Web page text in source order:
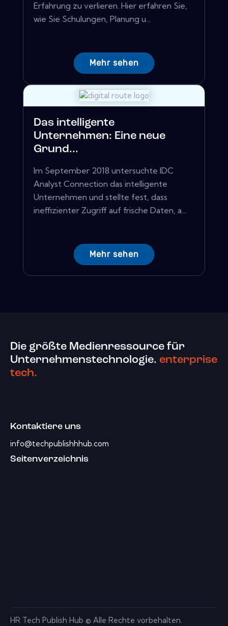
Erfahrung zu verlieren. Hier erfahren Sie,
wie Sie Schulungen, Planung u...
Mehr sehen
Das intelligente
Unternehmen: Eine neue
Grund...
Im September 2018 untersuchte IDC
Analyst Connection das intelligente
Unternehmen und stellte fest, dass
ineffizienter Zugriff auf frische Daten, a...
Mehr sehen
Die größte Medienressource für
Unternehmenstechnologie. enterprise
tech.
Kontaktiere uns
info@techpublishhhub.com
Seitenverzeichnis
HR Tech Publish Hub © Alle Rechte vorbehalten.